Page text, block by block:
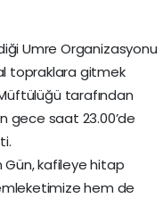
Umre Organizasyonu
topraklara gitmek
tarafından
gece saat 23.00’de
Gün, kafileye hitap
hem de